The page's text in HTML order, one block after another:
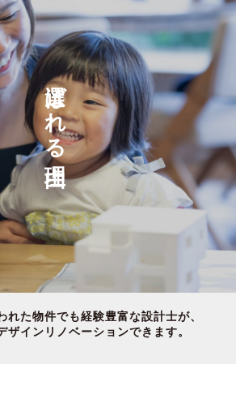
選ばれる理由
れた物件でも経験豊富な設計士が、
ザインリノベーションできます。